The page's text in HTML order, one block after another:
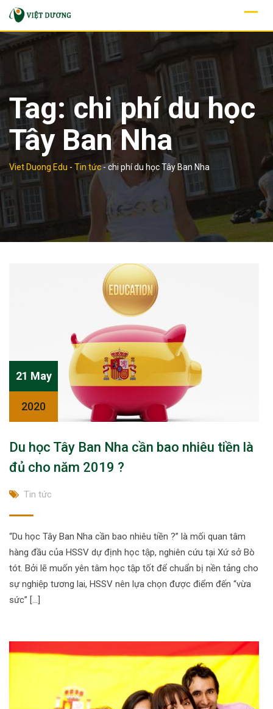
Skip
content
Tag:chi phí du học
Tây Ban Nha
Viet Duong Edu - Tin tức- chi phí du học Tây Ban Nha
21 May
2020
Du học Tây Ban Nha cần bao nhiêu tiền là
đủ cho năm 2019 ?
Tin tức
“Du học Tây Ban Nha cần bao nhiêu tiền ?” là mối quan tâm
hàng đầu của HSSV dự định học tập, nghiên cứu tại Xứ sở Bò
tót. Bởi lẽ muốn yên tâm học tập tốt để chuẩn bị nền tảng cho
sự nghiệp tương lai, HSSV nên lựa chọn được điểm đến “vừa
sức” […]